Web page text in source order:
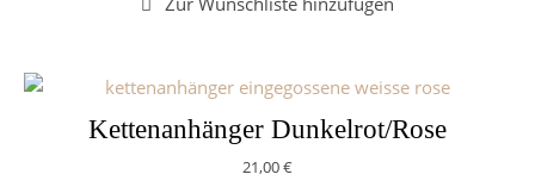
Kettenanhänger Dunkelrot/Rose
21,00€